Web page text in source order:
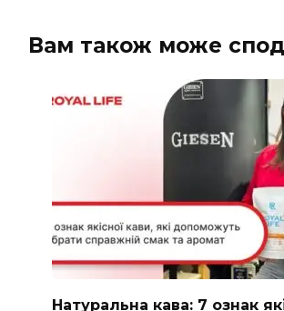
Вам також може
Натуральна кава: 7 ознак